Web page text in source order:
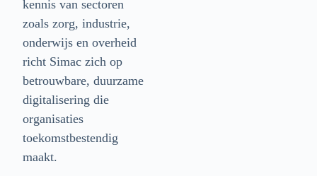
kennis van sectoren
zoals zorg, industrie,
onderwijs en overheid
richt Simac zich op
betrouwbare, duurzame
digitalisering die
organisaties
toekomstbestendig
maakt.